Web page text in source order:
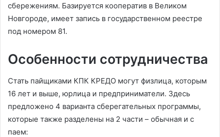
сбережениям. Базируется кооператив в Великом
Новгороде, имеет запись в государственном реестре
под номером 81.
Особенности сотрудничества
Стать пайщиками КПК КРЕДО могут физлица, которым
16 лет и выше, юрлица и предприниматели. Здесь
предложено 4 варианта сберегательных программы,
которые также разделены на 2 части – обычная и с
паем: